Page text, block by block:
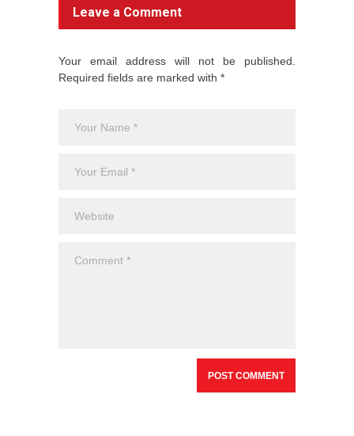
Leave a Comment
Your email address will not be published.
Required fields are marked with *